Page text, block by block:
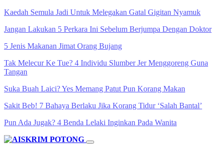
Kaedah Semula Jadi Untuk Melegakan Gatal Gigitan Nyamuk
Jangan Lakukan 5 Perkara Ini Sebelum Berjumpa Dengan Doktor
5 Jenis Makanan Jimat Orang Bujang
Tak Melecur Ke Tue? 4 Individu Slumber Jer Menggoreng Guna
Tangan
Suka Buah Laici? Yes Memang Patut Pun Korang Makan
Sakit Beb! 7 Bahaya Berlaku Jika Korang Tidur ‘Salah Bantal’
Pun Ada Jugak? 4 Benda Lelaki Inginkan Pada Wanita